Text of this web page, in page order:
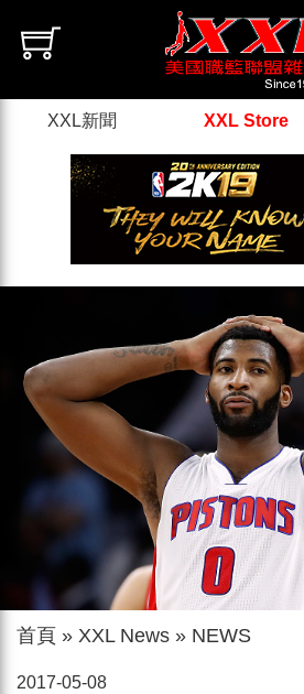
XXL新聞 XXL Store
首頁 » XXL News » NEWS
2017-05-08